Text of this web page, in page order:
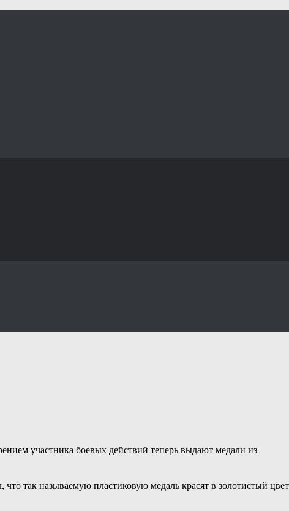
участника боевых действий теперь выдают медали из
так называемую пластиковую медаль красят в золотистый